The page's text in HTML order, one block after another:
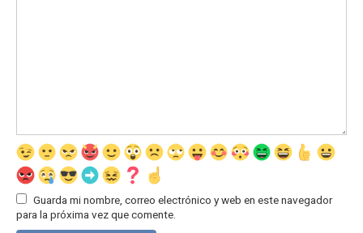
Guarda mi nombre, correo electrónico y web en este navegador
para la próxima vez que comente.